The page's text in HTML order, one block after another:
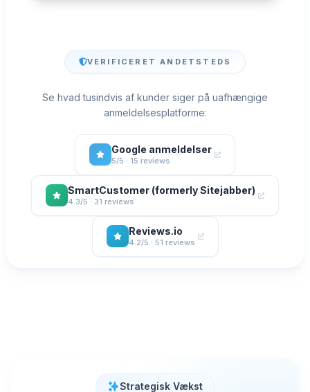
VERIFICERET ANDETSTEDS
Se hvad tusindvis af kunder siger på uafhængige
anmeldelsesplatforme:
Google anmeldelser
5/5 · 15 reviews
SmartCustomer (formerly Sitejabber)
4.3/5 · 31 reviews
Reviews.io
4.2/5 · 51 reviews
Strategisk Vækst